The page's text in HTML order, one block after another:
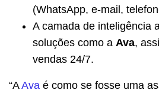
(WhatsApp, e-mail,
A camada de inteligência
soluções como a Ava,
vendas 24/7.
“AAva é como se fosse uma